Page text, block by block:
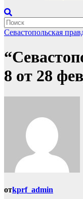
Севастопольская
8 от 28
отkprf_admin